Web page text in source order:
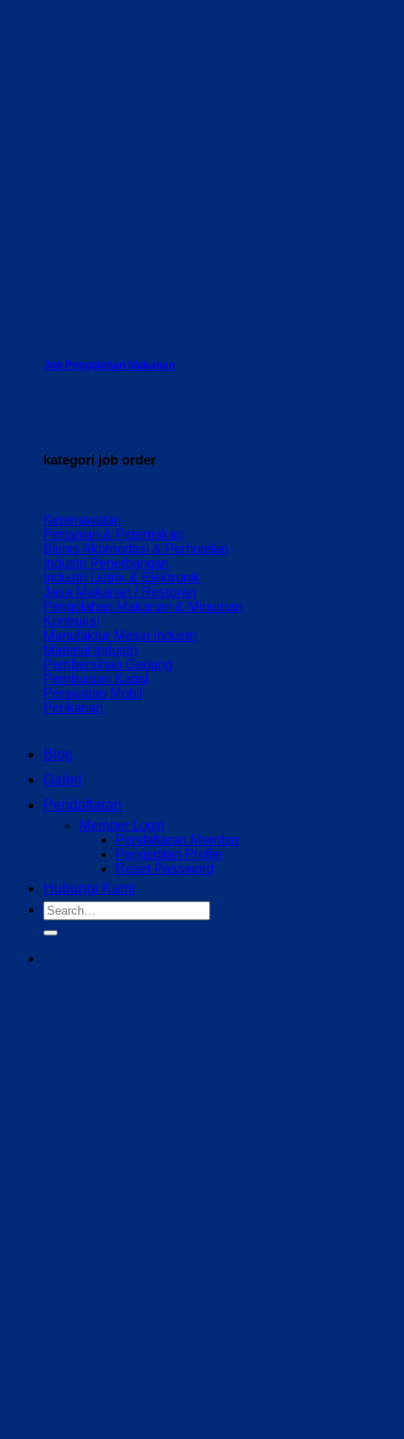
Job Pengolahan Makanan
kategori job order
Keperawatan
Pertanian & Peternakan
Bisnis Akomodasi & Perhotelan
Industri Penerbangan
Industri Listrik & Elektronik
Jasa Makanan / Restoran
Pengolahan Makanan & Minuman
Kontruksi
Manufaktur Mesin Industri
Material Industri
Pembersihan Gedung
Pembuatan Kapal
Perawatan Mobil
Perikanan
Blog
Galeri
Pendaftaran
Member Login
Pendaftaran Member
Pengeditan Profile
Reset Password
Hubungi Kami